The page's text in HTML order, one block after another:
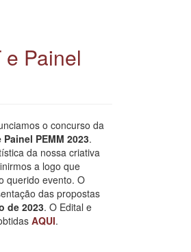
e Painel
o concurso da
PEMM 2023.
da nossa criativa
a logo que
querido evento. O
das propostas
de 2023. O Edital e
AQUI.